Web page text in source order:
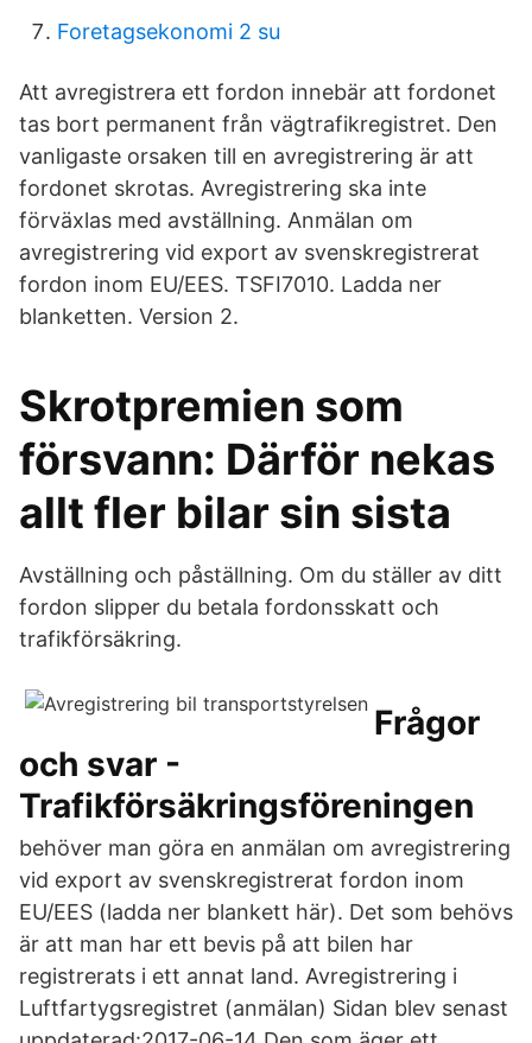
Foretagsekonomi 2 su
Att avregistrera ett fordon innebär att fordonet
tas bort permanent från vägtrafikregistret. Den
vanligaste orsaken till en avregistrering är att
fordonet skrotas. Avregistrering ska inte
förväxlas med avställning. Anmälan om
avregistrering vid export av svenskregistrerat
fordon inom EU/EES. TSFI7010. Ladda ner
blanketten. Version 2.
Skrotpremien som
försvann: Därför nekas
allt fler bilar sin sista
Avställning och påställning. Om du ställer av ditt
fordon slipper du betala fordonsskatt och
trafikförsäkring.
Frågor
och svar -
Trafikförsäkringsföreningen
behöver man göra en anmälan om avregistrering
vid export av svenskregistrerat fordon inom
EU/EES (ladda ner blankett här). Det som behövs
är att man har ett bevis på att bilen har
registrerats i ett annat land. Avregistrering i
Luftfartygsregistret (anmälan) Sidan blev senast